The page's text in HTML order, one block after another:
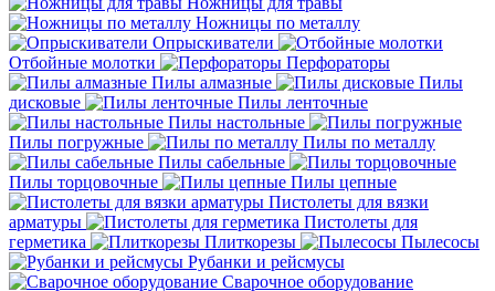
Ножницы по металлу
Опрыскиватели
Отбойные молотки
Перфораторы
Пилы алмазные
Пилы
дисковые
Пилы ленточные
Пилы настольные
Пилы погружные
Пилы по металлу
Пилы сабельные
Пилы торцовочные
Пилы цепные
Пистолеты для вязки
арматуры
Пистолеты для
герметика
Плиткорезы
Пылесосы
Рубанки и рейсмусы
Сварочное оборудование